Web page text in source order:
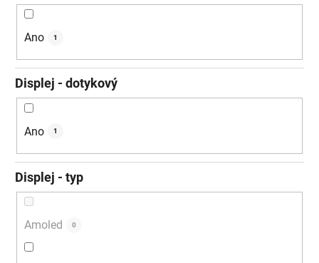
Ano 1
Displej - dotykový
Ano 1
Displej - typ
Amoled 0